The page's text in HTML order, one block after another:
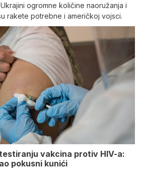
ogromne količine naoružanja i
rakete potrebne i američkoj vojsci.
vakcina protiv HIV-a:
pokusni kunići